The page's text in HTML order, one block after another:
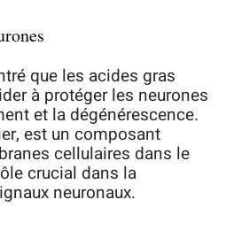
que les acides gras
à protéger les neurones
et la dégénérescence.
est un composant
cellulaires dans le
crucial dans la
neuronaux.